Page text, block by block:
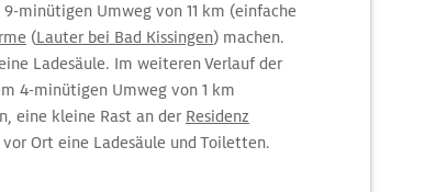
minütigen Umweg von 11 km (einfache
(Lauter bei Bad Kissingen) machen.
Ladesäule. Im weiteren Verlauf der
4-minütigen Umweg von 1 km
eine kleine Rast an der Residenz
Ort eine Ladesäule und Toiletten.